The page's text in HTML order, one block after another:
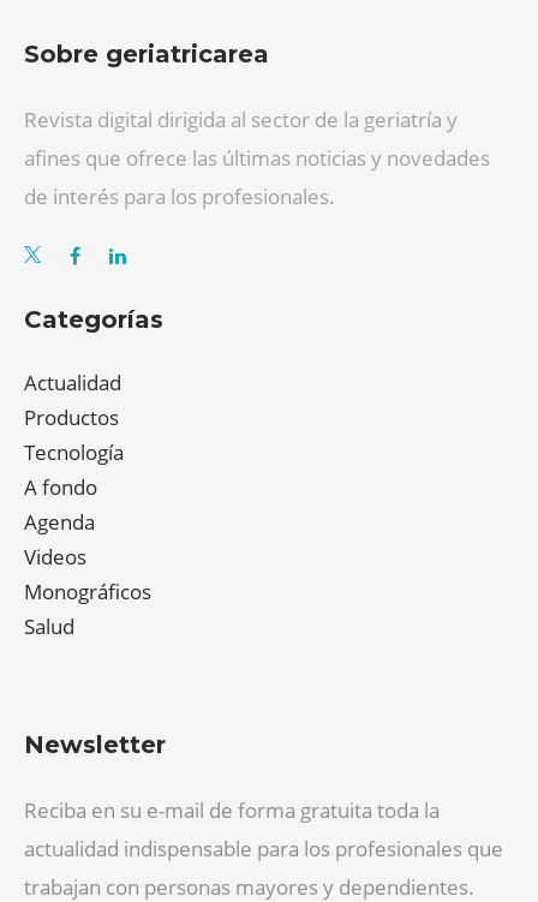
Sobre geriatricarea
Revista digital dirigida al sector de la geriatría y
afines que ofrece las últimas noticias y novedades
de interés para los profesionales.
Categorías
Actualidad
Productos
Tecnología
A fondo
Agenda
Videos
Monográficos
Salud
Newsletter
Reciba en su e-mail de forma gratuita toda la
actualidad indispensable para los profesionales que
trabajan con personas mayores y dependientes.